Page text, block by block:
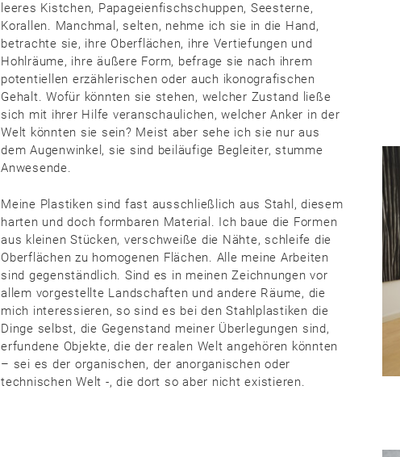
leeres Kistchen, Papageienfischschuppen, Seesterne,
Korallen. Manchmal, selten, nehme ich sie in die Hand,
betrachte sie, ihre Oberflächen, ihre Vertiefungen und
Hohlräume, ihre äußere Form, befrage sie nach ihrem
potentiellen erzählerischen oder auch ikonografischen
Gehalt. Wofür könnten sie stehen, welcher Zustand ließe
sich mit ihrer Hilfe veranschaulichen, welcher Anker in der
Welt könnten sie sein? Meist aber sehe ich sie nur aus
dem Augenwinkel, sie sind beiläufige Begleiter, stumme
Anwesende.
Meine Plastiken sind fast ausschließlich aus Stahl, diesem
harten und doch formbaren Material. Ich baue die Formen
aus kleinen Stücken, verschweiße die Nähte, schleife die
Oberflächen zu homogenen Flächen. Alle meine Arbeiten
sind gegenständlich. Sind es in meinen Zeichnungen vor
allem vorgestellte Landschaften und andere Räume, die
mich interessieren, so sind es bei den Stahlplastiken die
Dinge selbst, die Gegenstand meiner Überlegungen sind,
erfundene Objekte, die der realen Welt angehören könnten
– sei es der organischen, der anorganischen oder
technischen Welt -, die dort so aber nicht existieren.